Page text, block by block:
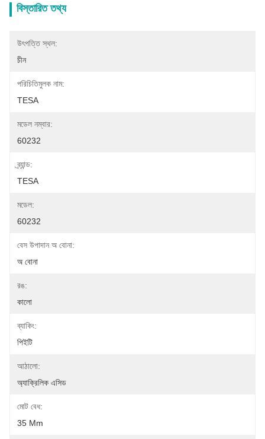
বিস্তারিত তথ্য
উৎপত্তি স্থল:
চীন
পরিচিতিমুলক নাম:
TESA
মডেল নম্বার:
60232
ব্র্যান্ড:
TESA
মডেল:
60232
বেস উপাদান অ বোনা:
অ বোনা
রঙ:
কালো
ব্যাকিং:
পিইটি
আঠালো:
অ্যাক্রিলিক এসিড
মোট বেধ:
35 Μm